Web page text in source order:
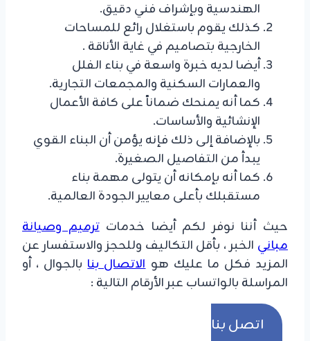
الهندسية وبإشراف فني دقيق.
​كذلك يقوم باستغلال رائع للمساحات
الخارجية بتصاميم في غاية الأناقة .
​أيضا لديه خبرة واسعة في بناء الفلل
والعمارات السكنية والمجمعات التجارية.
​كما أنه يمنحك ضماناً على كافة الأعمال
الإنشائية والأساسات.
​بالإضافة إلى ذلك فإنه يؤمن أن البناء القوي
يبدأ من التفاصيل الصغيرة.
كما أنه بإمكانه أن يتولى مهمة بناء
مستقبلك بأعلى معايير الجودة العالمية.
حيث أننا نوفر لكم أيضا خدماتترميم وصيانة
مباني الخبر ، بأقل التكاليف وللحجز والاستفسار عن
المزيد فكل ما عليك هوالاتصال بنابالجوال ، أو
المراسلة بالواتساب عبر الأرقام التالية :
اتصل بنا